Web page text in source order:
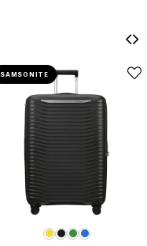
SAMSONITE